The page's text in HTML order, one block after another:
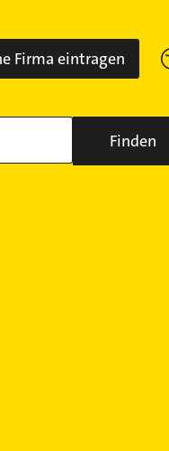
Firma eintragen
Finden